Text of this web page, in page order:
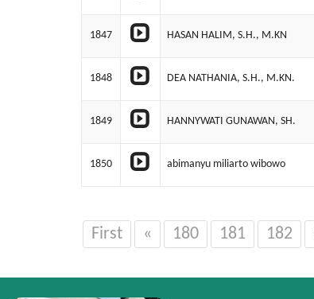
1847 HASAN HALIM, S.H., M.KN
1848 DEA NATHANIA, S.H., M.KN.
1849 HANNYWATI GUNAWAN, SH.
1850 abimanyu miliarto wibowo
First « 180 181 182